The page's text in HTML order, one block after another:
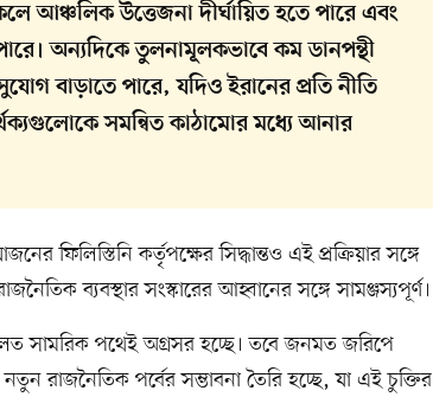
আঞ্চলিক উত্তেজনা দীর্ঘায়িত হতে পারে এবং
অন্যদিকে তুলনামূলকভাবে কম ডানপন্থী
সুযোগ বাড়াতে পারে, যদিও ইরানের প্রতি নীতি
সমন্বিত কাঠামোর মধ্যে আনার
ফিলিস্তিনি কর্তৃপক্ষের সিদ্ধান্তও এই প্রক্রিয়ার সঙ্গে
ব্যবস্থার সংস্কারের আহ্বানের সঙ্গে সামঞ্জস্যপূর্ণ।
সামরিক পথেই অগ্রসর হচ্ছে। তবে জনমত জরিপে
রাজনৈতিক পর্বের সম্ভাবনা তৈরি হচ্ছে, যা এই চুক্তির